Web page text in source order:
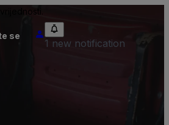
se
1 new notification